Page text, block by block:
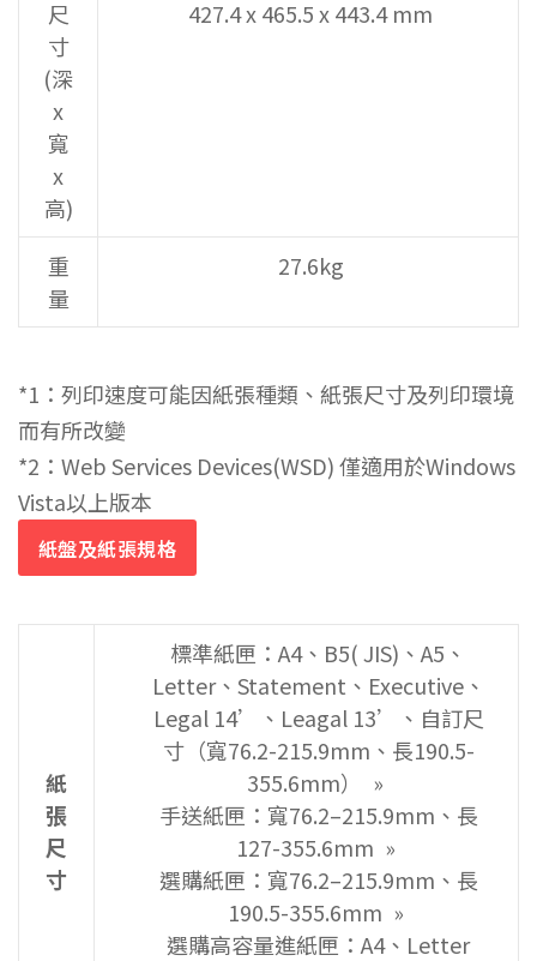
尺
寸
(深
x
寬
x
高)
427.4 x 465.5 x 443.4 mm
重
量
27.6kg
*1：列印速度可能因紙張種類、紙張尺寸及列印環境
而有所改變
*2：Web Services Devices(WSD) 僅適用於Windows
Vista以上版本
紙盤及紙張規格
紙
張
尺
寸
標準紙匣：A4、B5( JIS)、A5、
Letter、Statement、Executive、
Legal 14’、Leagal 13’、自訂尺
寸（寬76.2-215.9mm、長190.5-
355.6mm）
手送紙匣：寬76.2–215.9mm、長
127-355.6mm
選購紙匣：寬76.2–215.9mm、長
190.5-355.6mm
選購高容量進紙匣：A4、Letter